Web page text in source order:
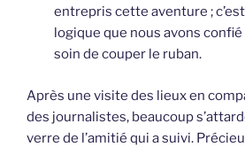
entrepris cette aventure ;
logique que nous avons
soin de couper le ruban.
Après une visite des lieux en
des journalistes, beaucoup
verre de l’amitié qui a suivi.